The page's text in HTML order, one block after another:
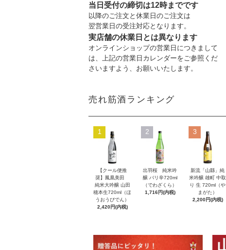
当日受付の締切は12時までです
以降のご注文と休業日のご注文は
翌営業日の受注対応となります。
実店舗の休業日とは異なります
オンラインショップの営業日につきまして
は、上記の営業日カレンダーをご参照くだ
さいますよう、お願いいたします。
売れ筋酒ランキング
1
【クール便推
奨】鳳凰美田
純米大吟醸 山田
穂本生720ml（ほ
うおうびでん）
2,420円(内税)
2
出羽桜 純米吟
醸 バリ辛720ml
（でわざくら）
1,716円(内税)
3
新流「山縣」純
米吟醸 雄町 中取
り 生 720ml（や
まがた）
2,200円(内税)